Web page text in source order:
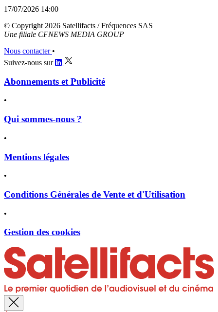
17/07/2026 14:00
© Copyright 2026 Satellifacts / Fréquences SAS
Une filiale CFNEWS MEDIA GROUP
Nous contacter •
Suivez-nous sur
Abonnements et Publicité
•
Qui sommes-nous ?
•
Mentions légales
•
Conditions Générales de Vente et d'Utilisation
•
Gestion des cookies